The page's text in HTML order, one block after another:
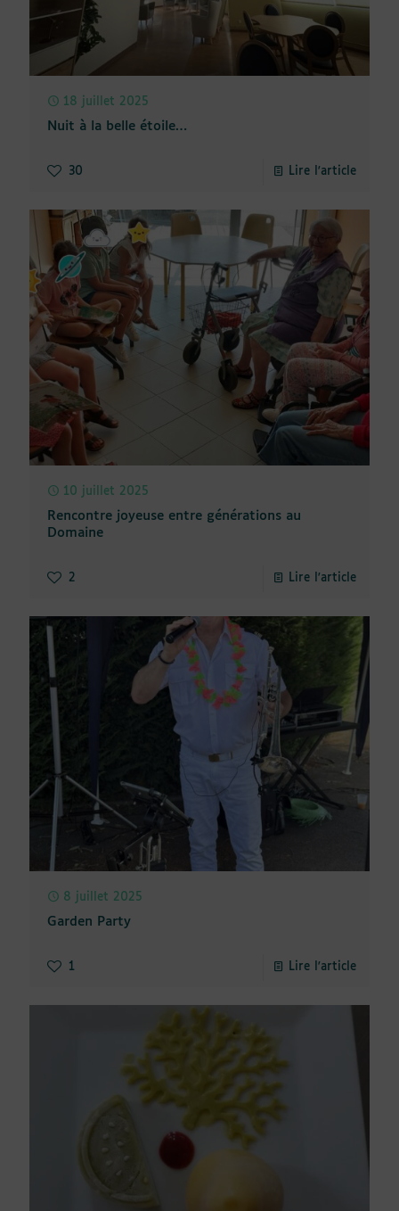
18 juillet 2025
Nuit à la belle étoile…
30 Lire l'article
10 juillet 2025
Rencontre joyeuse entre générations au
Domaine
2 Lire l'article
8 juillet 2025
Garden Party
1 Lire l'article